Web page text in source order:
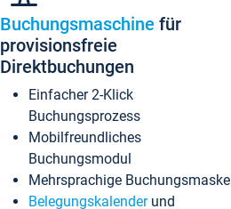
Buchungsmaschine für
provisionsfreie
Direktbuchungen
Einfacher 2-Klick
Buchungsprozess
Mobilfreundliches
Buchungsmodul
Mehrsprachige Buchungsmaske
Belegungskalenderund